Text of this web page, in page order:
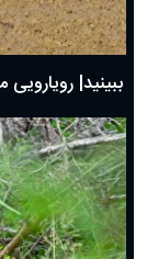
ببینید| رویارویی